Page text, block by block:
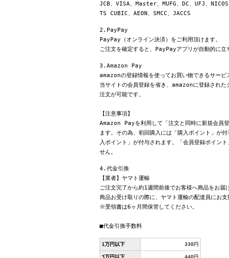
JCB、VISA、Master、MUFG、DC、UFJ、
TS CUBIC、AEON、SMCC、JACCS
2.PayPay
PayPay（オンライン決済）をご利用頂けます。
ご注文を確定すると、PayPayアプリが自動的に立
3.Amazon Pay
amazonの登録情報を使ってお買い物できるサービ
当サイトの会員登録を省き、amazonに登録され
注文が可能です。
【注意事項】
Amazon Payを利用して「注文と同時に新規会員
ます。その為、初回購入には「購入ポイント」が
入ポイント」が付与されます。「会員登録ポイン
せん。
4.代金引換
【業者】ヤマト運輸
ご注文完了から約1週間前後でお客様へ商品をお届
商品お受け取りの際に、ヤマト運輸の配達員にお支
※受領書は6ヶ月間保管してください。
■代金引換手数料
1万円以下 330円
3万円以下 440円